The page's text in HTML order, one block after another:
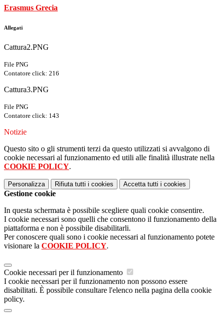
Erasmus Grecia
Allegati
Cattura2.PNG
File PNG
Contatore click: 216
Cattura3.PNG
File PNG
Contatore click: 143
Notizie
Questo sito o gli strumenti terzi da questo utilizzati si avvalgono di
cookie necessari al funzionamento ed utili alle finalità illustrate nella
COOKIE POLICY.
Personalizza Rifiuta tutti i cookies Accetta tutti i cookies
Gestione cookie
In questa schermata è possibile scegliere quali cookie consentire.
I cookie necessari sono quelli che consentono il funzionamento della
piattaforma e non è possibile disabilitarli.
Per conoscere quali sono i cookie necessari al funzionamento potete
visionare la COOKIE POLICY.
Cookie necessari per il funzionamento
I cookie necessari per il funzionamento non possono essere
disabilitati. È possibile consultare l'elenco nella pagina della cookie
policy.